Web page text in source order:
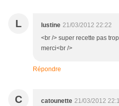
L lustine 21/03/2012 22:22
<br /> super recette pas
merci<br />
Répondre
C catounette 21/03/2012